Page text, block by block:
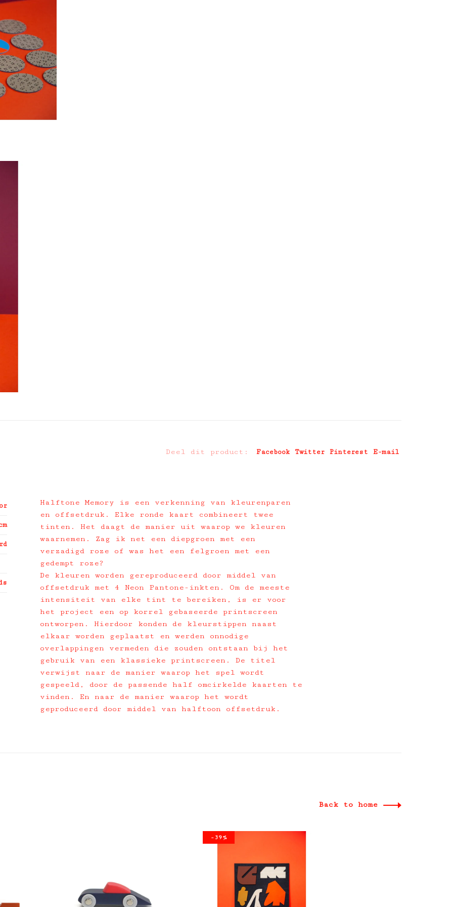
Deel dit product: Facebook Twitter Pinterest E-mail
Halftone Memory is een verkenning van kleurenparen
en offsetdruk. Elke ronde kaart combineert twee
tinten. Het daagt de manier uit waarop we kleuren
waarnemen. Zag ik net een diepgroen met een
verzadigd roze of was het een felgroen met een
gedempt roze?
De kleuren worden gereproduceerd door middel van
offsetdruk met 4 Neon Pantone-inkten. Om de meeste
intensiteit van elke tint te bereiken, is er voor
het project een op korrel gebaseerde printscreen
ontworpen. Hierdoor konden de kleurstippen naast
elkaar worden geplaatst en werden onnodige
overlappingen vermeden die zouden ontstaan bij het
gebruik van een klassieke printscreen. De titel
verwijst naar de manier waarop het spel wordt
gespeeld, door de passende half omcirkelde kaarten te
vinden. En naar de manier waarop het wordt
geproduceerd door middel van halftoon offsetdruk.
Back to home
-39%